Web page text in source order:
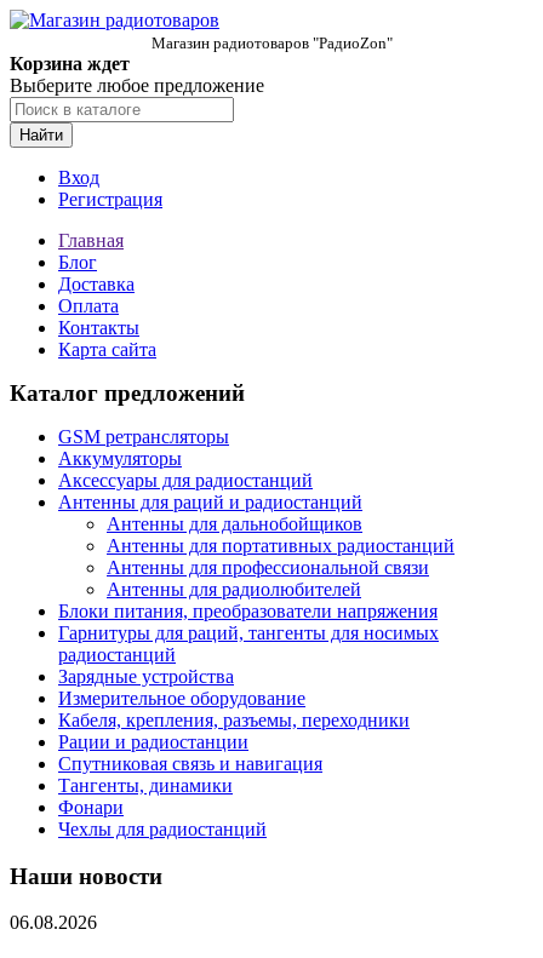
Магазин радиотоваров "РадиоZon"
Корзина ждет
Выберите любое предложение
Найти
Вход
Регистрация
Главная
Блог
Доставка
Оплата
Контакты
Карта сайта
Каталог предложений
GSM ретрансляторы
Аккумуляторы
Аксессуары для радиостанций
Антенны для раций и радиостанций
Антенны для дальнобойщиков
Антенны для портативных радиостанций
Антенны для профессиональной связи
Антенны для радиолюбителей
Блоки питания, преобразователи напряжения
Гарнитуры для раций, тангенты для носимых
радиостанций
Зарядные устройства
Измерительное оборудование
Кабеля, крепления, разъемы, переходники
Рации и радиостанции
Спутниковая связь и навигация
Тангенты, динамики
Фонари
Чехлы для радиостанций
Наши новости
06.08.2026